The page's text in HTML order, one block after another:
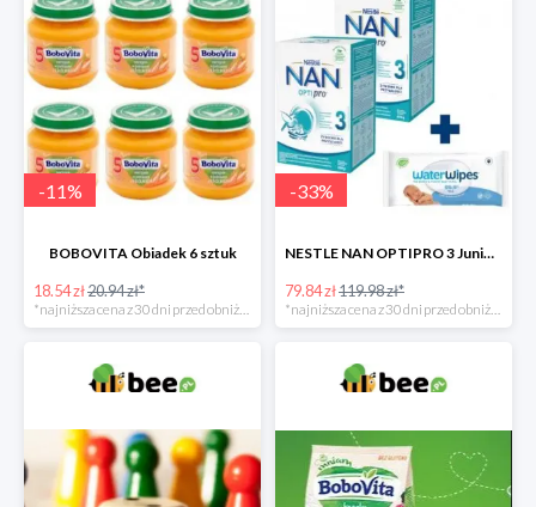
-11%
BOBOVITA Obiadek 6 sztuk
18.54 zł20.94 zł*
-33%
NESTLE NAN OPTIPRO 3 Junior + Waterwipes Chusteczki nawilżane gratis
79.84 zł119.98 zł*